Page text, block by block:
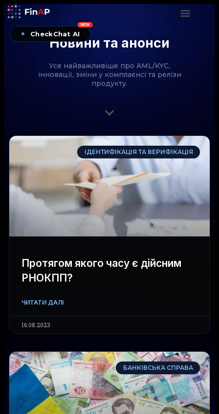
✦ CheckChat AI
NEW
Новини та анонси
Усе найважливіше про AML/KYC,
інновації, зміни у комплаєнсі та релізи
продукту.
ІДЕНТИФІКАЦІЯ ТА ВЕРИФІКАЦІЯ
Протягом якого часу є дійсним
РНОКПП?
ЧИТАТИ ДАЛІ
16.08.2023
БАНКІВСЬКА СПРАВА